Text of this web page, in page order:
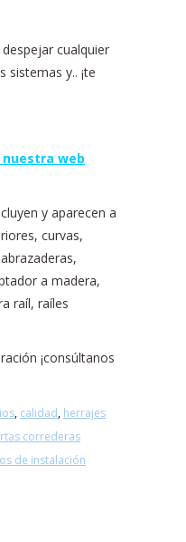
cualquier
sistemas y.. ¡te
nuestra web
y aparecen a
curvas,
a madera,
raíl, raíles
¡consúltanos
, calidad, herrajes
correderas
de instalación